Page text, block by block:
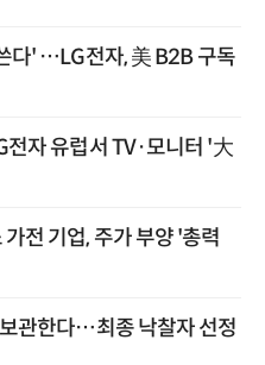
다' …LG전자, 美 B2B 구독
자 유럽서 TV·모니터 '大
전 기업, 주가 부양 '총력
관한다…최종 낙찰자 선정